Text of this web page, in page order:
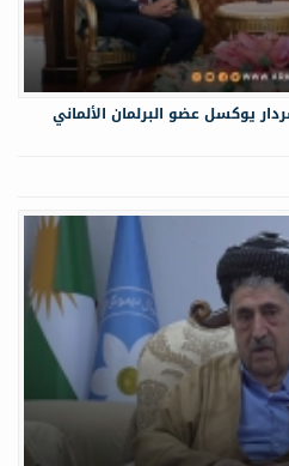
يوكسل عضو البرلمان الألماني